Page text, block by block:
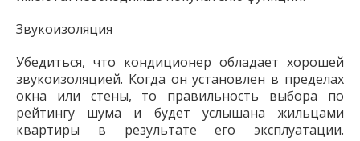
Звукоизоляция
Убедиться, что кондиционер обладает хорошей
звукоизоляцией. Когда он установлен в пределах
окна или стены, то правильность выбора по
рейтингу шума и будет услышана жильцами
квартиры в результате его эксплуатации.